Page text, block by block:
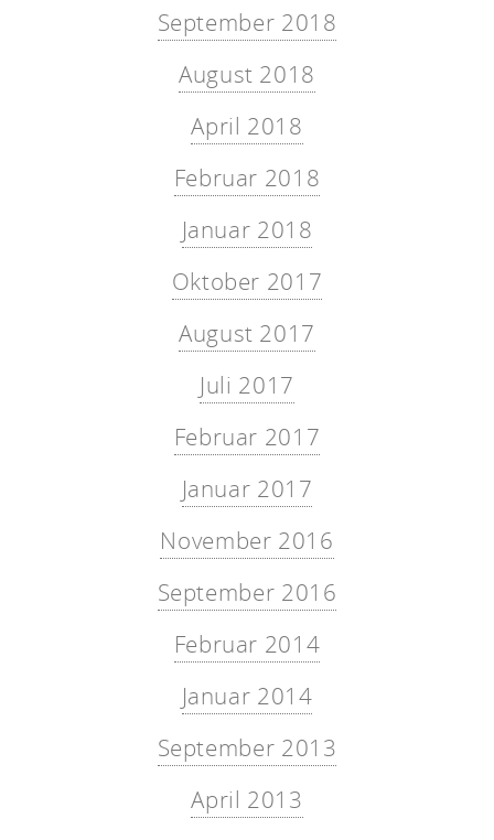
September 2018
August 2018
April 2018
Februar 2018
Januar 2018
Oktober 2017
August 2017
Juli 2017
Februar 2017
Januar 2017
November 2016
September 2016
Februar 2014
Januar 2014
September 2013
April 2013